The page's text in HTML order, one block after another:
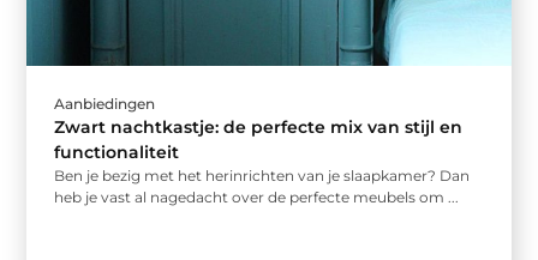
Aanbiedingen
Zwart nachtkastje: de perfecte mix van stijl en
functionaliteit
Ben je bezig met het herinrichten van je slaapkamer? Dan
heb je vast al nagedacht over de perfecte meubels om ...